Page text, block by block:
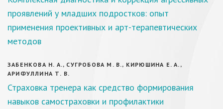
проявлений у младших подростков: опыт
применения проективных и арт-терапевтических
методов
ЗАБЕНКОВА Н. А., СУГРОБОВА М. В., КИРЮШИНА Е. А.,
АРИФУЛЛИНА Т. В.
Страховка тренера как средство формирования
навыков самостраховки и профилактики